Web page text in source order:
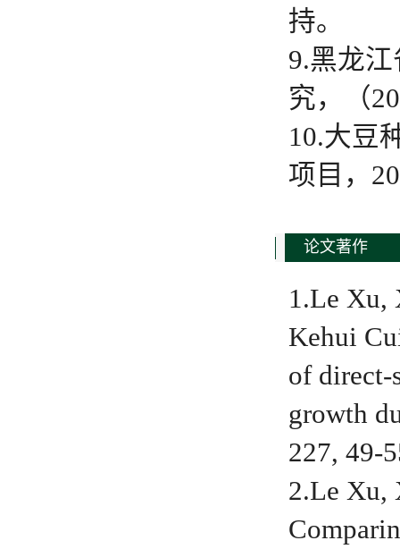
持。
9.黑龙
究，（
10.大豆
项目，
论文著作
1.Le Xu,
Kehui
of direct-
growth
227, 49-
2.Le Xu,